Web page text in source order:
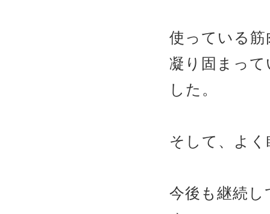
使っている
凝り固まっ
した。
そして、よ
今後も継続